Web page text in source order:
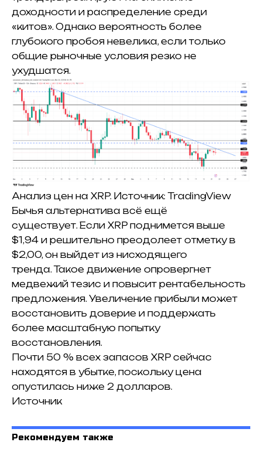
доходности и распределение среди
«китов». Однако вероятность более
глубокого пробоя невелика, если только
общие рыночные условия резко не
ухудшатся.
Анализ цен на XRP. Источник: TradingView
Бычья альтернатива всё ещё
существует. Если XRP поднимется выше
$1,94 и решительно преодолеет отметку в
$2,00, он выйдет из нисходящего
тренда.Такое движение опровергнет
медвежий тезис и повысит рентабельность
предложения. Увеличение прибыли может
восстановить доверие и поддержать
более масштабную попытку
восстановления.
Почти 50 % всех запасов XRP сейчас
находятся в убытке, поскольку цена
опустилась ниже 2 долларов.
Источник
Рекомендуем также